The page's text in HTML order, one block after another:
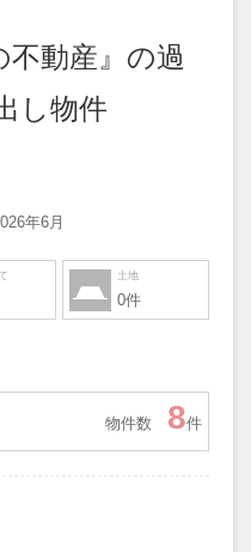
不動産』の過
し物件
年6月
土地
0件
物件数 8件